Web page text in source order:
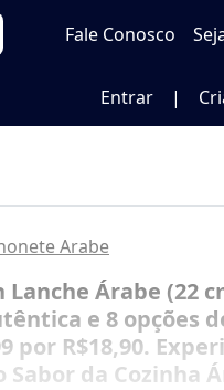
Fale Conosco
Entrar |
Arabe
Lanche Árabe (22
e 8 opções
por R$18,90.
da Cozinha